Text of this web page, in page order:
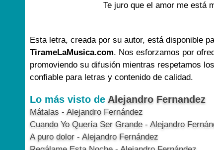
Te juro que el amor me está
Esta letra, creada por su autor, está disponible
TirameLaMusica.com. Nos esforzamos por
promoviendo su difusión mientras respetamos
confiable para letras y contenido de calidad.
Lo más visto de Alejandro Fernandez
Mátalas - Alejandro Fernández
Cuando Yo Quería Ser Grande - Alejandro
A puro dolor - Alejandro Fernández